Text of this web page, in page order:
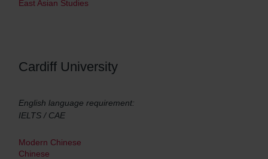
East Asian Studies
Cardiff University
English language requirement:
IELTS / CAE
Modern Chinese
Chinese